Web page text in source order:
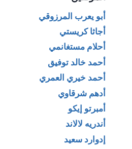
أبو يعرب المرزوقي
أجاثا كريستي
أحلام مستغانمي
أحمد خالد توفيق
أحمد خيري العمري
أدهم شرقاوي
أمبرتو إيكو
أندريه لالاند
إدوارد سعيد